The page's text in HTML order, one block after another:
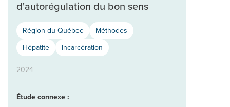
d'autorégulation du bon sens
Région du Québec
Méthodes
Hépatite
Incarcération
2024
Étude connexe :